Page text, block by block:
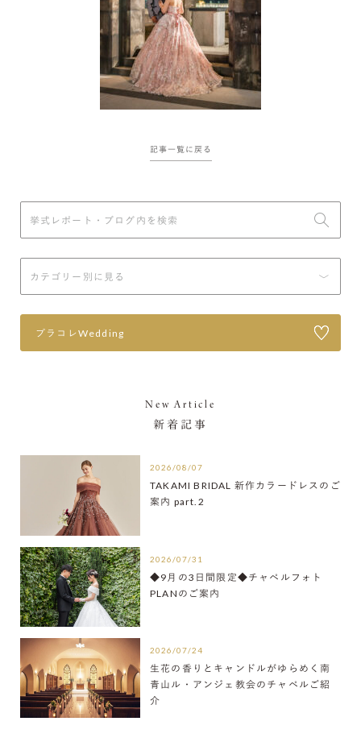
記事一覧に戻る
プラコレWedding
New Article
新着記事
2026/08/07
TAKAMI BRIDAL 新作カラードレスのご
案内 part.2
2026/07/31
◆9月の3日間限定◆チャペルフォト
PLANのご案内
2026/07/24
生花の香りとキャンドルがゆらめく南
青山ル・アンジェ教会のチャペルご紹
介